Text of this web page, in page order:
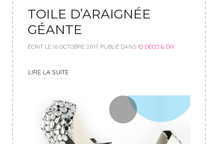
TOILE D’ARAIGNÉE
GÉANTE
ÉCRIT LE 16 OCTOBRE 2017. PUBLIÉ DANS ID DÉCO & DIY
LIRE LA SUITE